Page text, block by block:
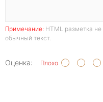
Примечание: HTML разметка
обычный текст.
Оценка: Плохо